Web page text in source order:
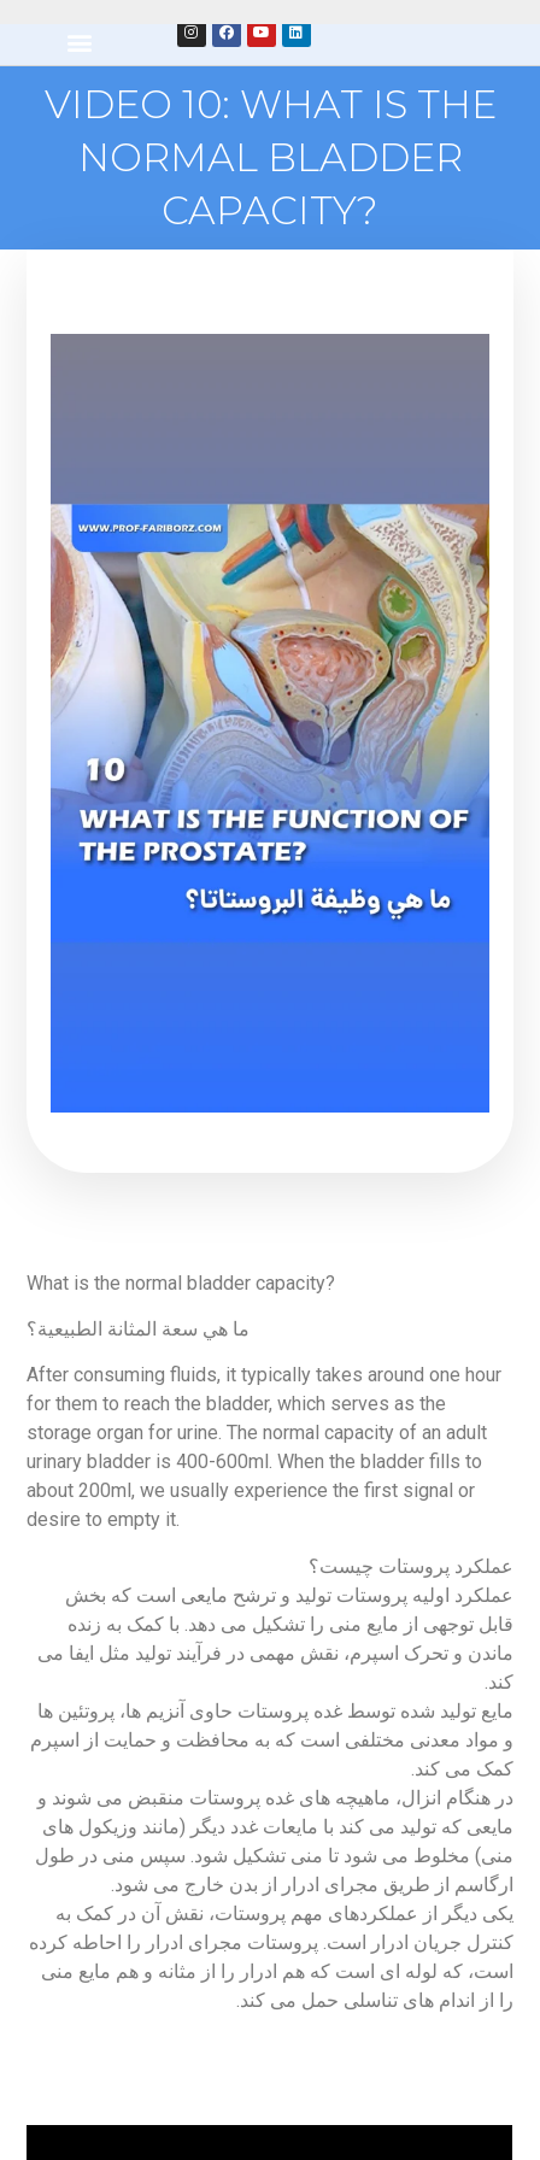
VIDEO 10: WHAT IS THE
NORMAL BLADDER
CAPACITY?
What is the normal bladder capacity?
ما هي سعة المثانة الطبيعية؟
After consuming fluids, it typically takes around one hour
for them to reach the bladder, which serves as the
storage organ for urine. The normal capacity of an adult
urinary bladder is 400-600ml. When the bladder fills to
about 200ml, we usually experience the first signal or
desire to empty it.
عملکرد پروستات چیست؟
عملکرد اولیه پروستات تولید و ترشح مایعی است که بخش
قابل توجهی از مایع منی را تشکیل می دهد. با کمک به زنده
ماندن و تحرک اسپرم، نقش مهمی در فرآیند تولید مثل ایفا می
کند.
مایع تولید شده توسط غده پروستات حاوی آنزیم ها، پروتئین ها
و مواد معدنی مختلفی است که به محافظت و حمایت از اسپرم
کمک می کند.
در هنگام انزال، ماهیچه های غده پروستات منقبض می شوند و
مایعی که تولید می کند با مایعات غدد دیگر (مانند وزیکول های
منی) مخلوط می شود تا منی تشکیل شود. سپس منی در طول
ارگاسم از طریق مجرای ادرار از بدن خارج می شود.
یکی دیگر از عملکردهای مهم پروستات، نقش آن در کمک به
کنترل جریان ادرار است. پروستات مجرای ادرار را احاطه کرده
است، که لوله ای است که هم ادرار را از مثانه و هم مایع منی
را از اندام های تناسلی حمل می کند.